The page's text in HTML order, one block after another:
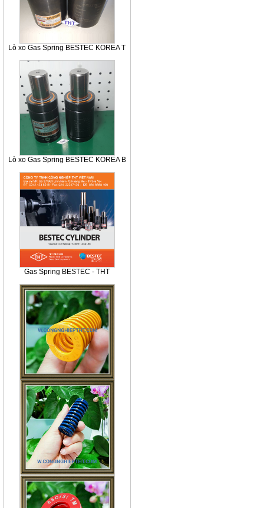
Lò xo Gas Spring BESTEC KOREA T
Lò xo Gas Spring BESTEC KOREA B
Gas Spring BESTEC - THT